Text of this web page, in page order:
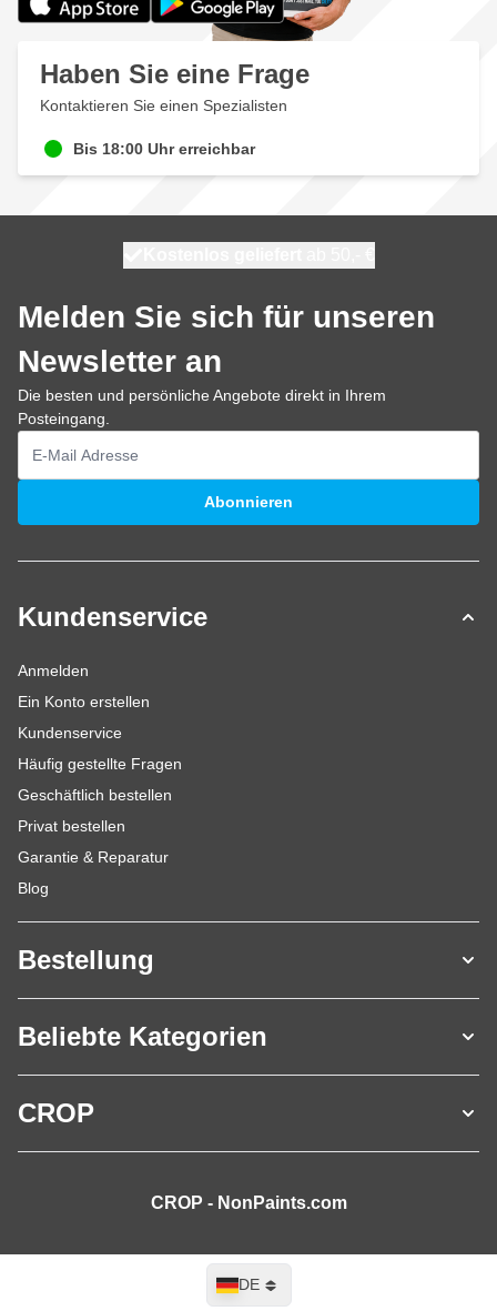
Haben Sie eine Frage
Kontaktieren Sie einen Spezialisten
Bis 18:00 Uhr erreichbar
Melden Sie sich für unseren
Newsletter an
Die besten und persönliche Angebote direkt in Ihrem
Posteingang.
E-Mailadresse
Abonnieren
Kundenservice
Anmelden
Ein Konto erstellen
Kundenservice
Häufig gestellte Fragen
Geschäftlich bestellen
Privat bestellen
Garantie & Reparatur
Blog
Bestellung
Beliebte Kategorien
CROP
CROP - NonPaints.com
Sprache
DE